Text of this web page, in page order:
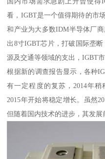
看，IGBT是一个值得期待的市
和产业为大多数IDM半导体厂
出8寸IGBT芯片，打破国际垄
源及交通等领域的支出，IGBT
根据新的调查报告显示，各种
有一定程度的复苏，2014年
2015年开始将稳定增长。虽然
但随着国内技术的进步，其发展